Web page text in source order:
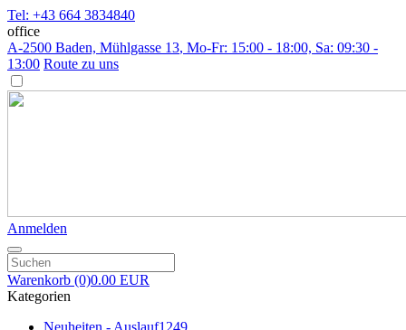
Tel: +43 664 3834840
office
A-2500 Baden, Mühlgasse 13, Mo-Fr: 15:00 - 18:00, Sa: 09:30 -
13:00 Route zu uns
Anmelden
Warenkorb (0)0.00 EUR
Kategorien
Neuheiten - Auslauf1249